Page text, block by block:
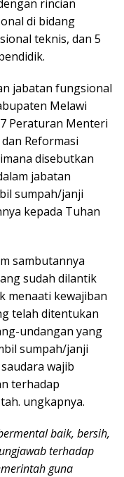
rincian
di bidang
teknis, dan 5
jabatan fungsional
Melawi
Peraturan Menteri
Reformasi
disebutkan
jabatan
sumpah/janji
kepada Tuhan
sambutannya
sudah dilantik
menaati kewajiban
telah ditentukan
undangan yang
sumpah/janji
wajib
terhadap
ungkapnya.
baik, bersih,
terhadap
guna